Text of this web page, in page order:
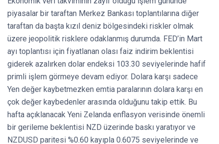
piyasalar bir taraftan Merkez Bankası toplantılarına diğer
taraftan da başta kızıl deniz bölgesindeki riskler olmak
üzere jeopolitik risklere odaklanmış durumda. FED’in Mart
ayı toplantısı için fiyatlanan olası faiz indirim beklentisi
giderek azalırken dolar endeksi 103.30 seviyelerinde hafif
primli işlem görmeye devam ediyor. Dolara karşı sadece
Yen değer kaybetmezken emtia paralarının dolara karşı en
çok değer kaybedenler arasında olduğunu takip ettik. Bu
hafta açıklanacak Yeni Zelanda enflasyon verisinde önemli
bir gerileme beklentisi NZD üzerinde baskı yaratıyor ve
NZDUSD paritesi %0.60 kayıpla 0.6075 seviyelerinde ve